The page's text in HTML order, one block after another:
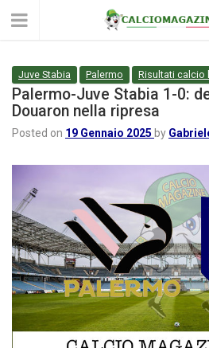
Juve Stabia Palermo Risultati calcio
Palermo-Juve Stabia 1-0:
Douaron nella ripresa
Posted on 19 Gennaio 2025 by